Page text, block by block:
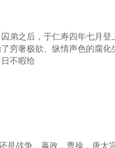
弟之后，于仁寿四年七月
穷奢极欲、纵情声色的腐
不暇给
是战争…嬴政，曹操，唐